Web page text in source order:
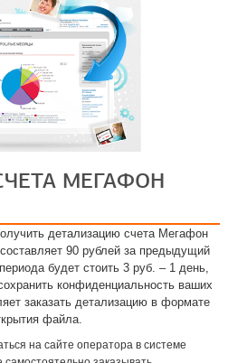
МЕГАФОН
детализацию счета Мегафон
90 рублей за предыдущий
будет стоить 3 руб. – 1 день,
конфиденциальность ваших
заказать детализацию в формате
файла.
на сайте оператора в системе